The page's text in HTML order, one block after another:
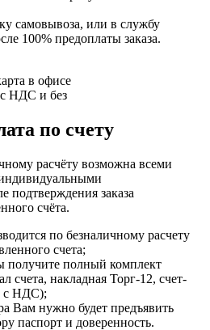
самовывоза, или в службу
100% предоплаты заказа.
в офисе
с НДС и без
по счету
расчёту возможна всеми
подтверждения заказа
счёта.
по безналичному расчету
счета;
получите полный комплект
счета, накладная Торг-12, счет-
с НДС);
Вам нужно будет предъявить
паспорт и доверенность.